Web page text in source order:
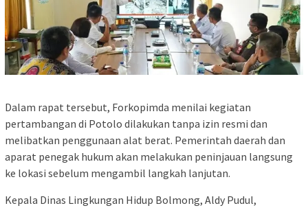
Dalam rapat tersebut, Forkopimda menilai kegiatan
pertambangan di Potolo dilakukan tanpa izin resmi dan
melibatkan penggunaan alat berat. Pemerintah daerah dan
aparat penegak hukum akan melakukan peninjauan langsung
ke lokasi sebelum mengambil langkah lanjutan.
Kepala Dinas Lingkungan Hidup Bolmong, Aldy Pudul,